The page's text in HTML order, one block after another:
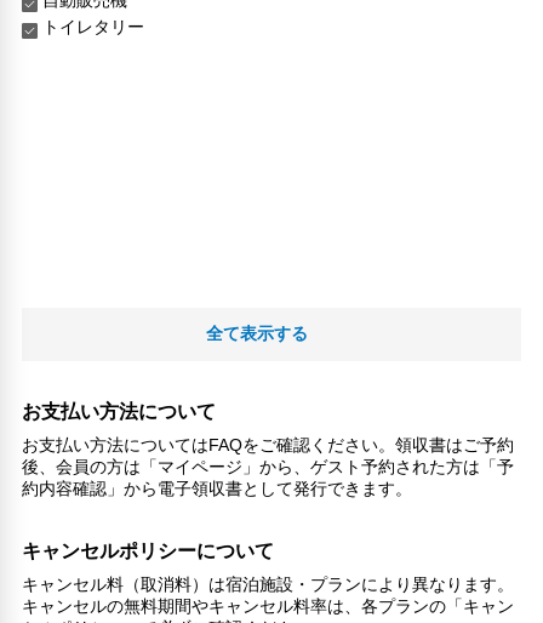
トイレタリー
全て表示する
お支払い方法について
お支払い方法についてはFAQをご確認ください。領収書はご予約
後、会員の方は「マイページ」から、ゲスト予約された方は「予
約内容確認」から電子領収書として発行できます。
キャンセルポリシーについて
キャンセル料（取消料）は宿泊施設・プランにより異なります。
キャンセルの無料期間やキャンセル料率は、各プランの「キャン